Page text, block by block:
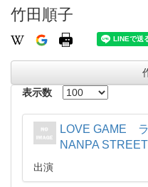
竹田順子
表示数
LOVE GAME
NANPA STREET
出演